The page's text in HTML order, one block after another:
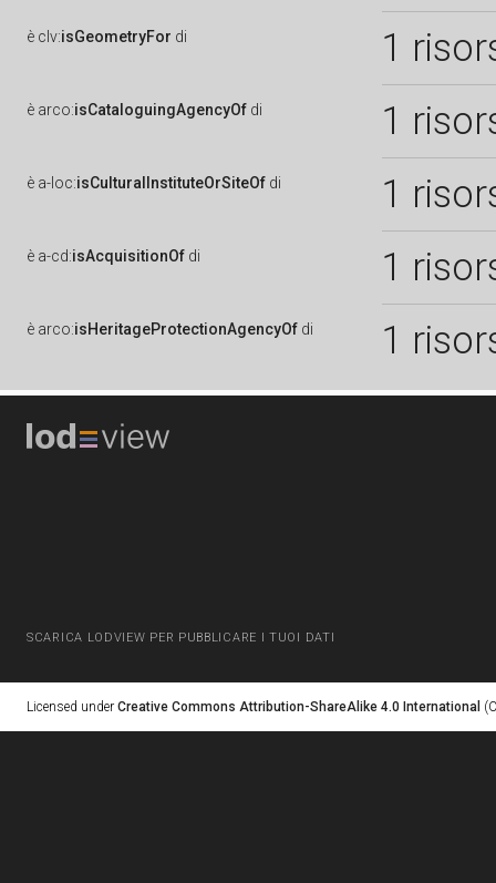
è clv:isGeometryFor di 1
è arco:isCataloguingAgencyOf di 1
è a-loc:isCulturalInstituteOrSiteOf di 1
è a-cd:isAcquisitionOf di 1
è arco:isHeritageProtectionAgencyOf di 1
SCARICA LODVIEW PER PUBBLICARE I TUOI DATI
Licensed under Creative Commons Attribution-ShareAlike 4.0 International